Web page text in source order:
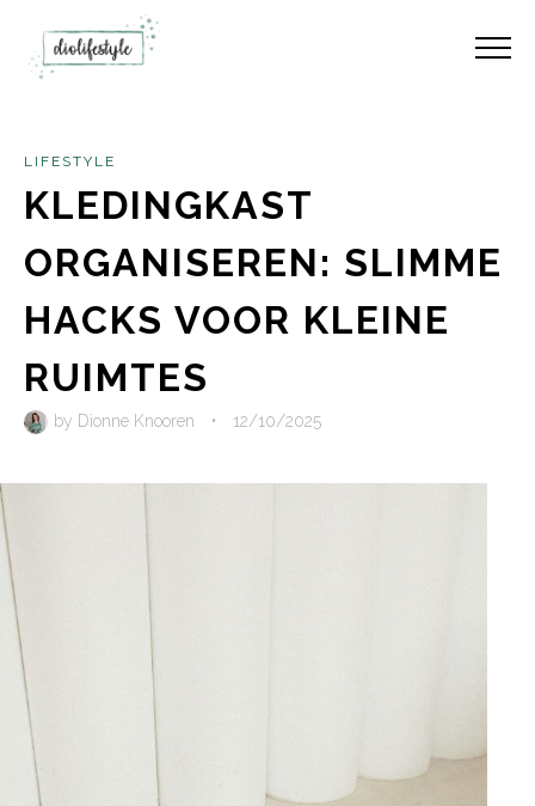
LIFESTYLE
KLEDINGKAST
ORGANISEREN: SLIMME
HACKS VOOR KLEINE
RUIMTES
by Dionne Knooren • 12/10/2025